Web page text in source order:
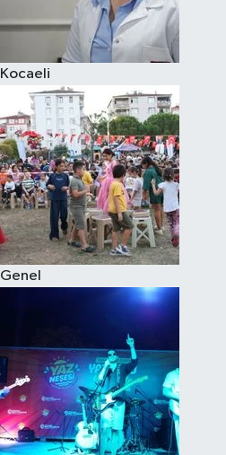
Kocaeli
Genel